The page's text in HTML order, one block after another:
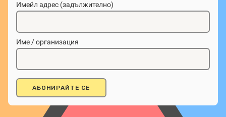
Имейл адрес (задължително)
Име / организация